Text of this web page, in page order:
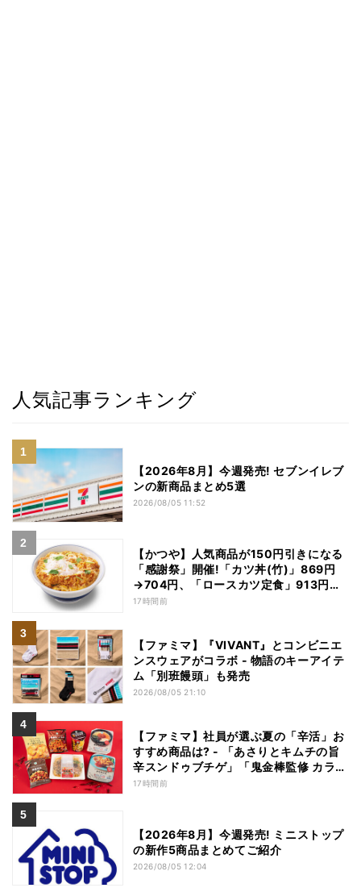
人気記事ランキング
【2026年8月】今週発売! セブンイレブ
ンの新商品まとめ5選
2026/08/05 11:52
【かつや】人気商品が150円引きになる
「感謝祭」開催!「カツ丼(竹)」869円
→704円、「ロースカツ定食」913円
→748円に - 8日間限定
17時間前
【ファミマ】『VIVANT』とコンビニエ
ンスウェアがコラボ - 物語のキーアイテ
ム「別班饅頭」も発売
2026/08/05 21:10
【ファミマ】社員が選ぶ夏の「辛活」お
すすめ商品は? - 「あさりとキムチの旨
辛スンドゥブチゲ」「鬼金棒監修 カラシ
ビ焼き味噌らー麺」「辛さがやみつき!
17時間前
【2026年8月】今週発売! ミニストップ
の新作5商品まとめてご紹介
2026/08/05 12:04